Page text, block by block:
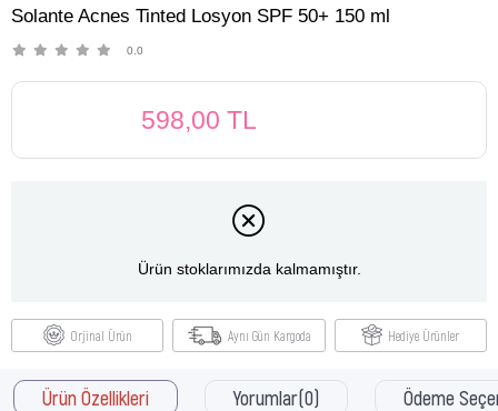
Solante Acnes Tinted Losyon SPF 50+ 150 ml
0.0
598,00 TL
Ürün stoklarımızda kalmamıştır.
Orjinal Ürün Aynı Gün Kargoda Hediye Ürünler
Ürün Özellikleri Yorumlar(0) Ödeme